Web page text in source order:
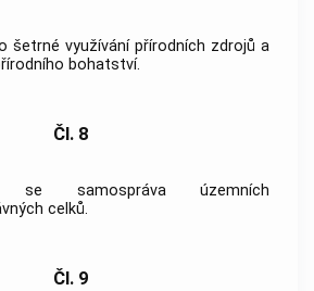
šetrné využívání přírodních zdrojů a
bohatství.
Čl. 8
se samospráva územních
celků.
Čl. 9